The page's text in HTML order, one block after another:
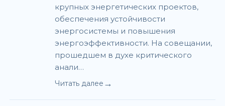
крупных энергетических проектов,
обеспечения устойчивости
энергосистемы и повышения
энергоэффективности. На совещании,
прошедшем в духе критического
анали…
Читать далее →